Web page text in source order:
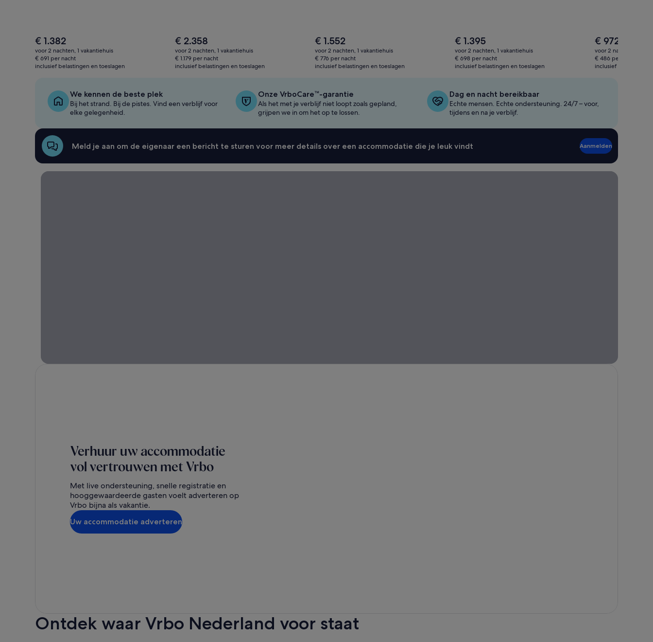
De
prijs
is
€ 1.382
€ 1.382
voor 2 nachten, 1 vakantiehuis
€ 691 per nacht
inclusief belastingen en toeslagen
De
prijs
is
€ 2.358
€ 2.358
voor 2 nachten, 1 vakantiehuis
€ 1.179 per nacht
inclusief belastingen en toeslagen
De
prijs
is
€ 1.552
€ 1.552
voor 2 nachten, 1 vakantiehuis
€ 776 per nacht
inclusief belastingen en toeslagen
De
prijs
is
€ 1.395
€ 1.395
voor 2 nachten, 1 vakantiehuis
€ 698 per nacht
inclusief belastingen en toeslagen
De
prijs
is
€ 972
€ 972
voor 2 nachten, 1
€ 486 per nacht
inclusief belastingen
We kennen de beste plek
Bij het strand. Bij de pistes. Vind een verblijf voor
elke gelegenheid.
Onze VrboCare™-garantie
Als het met je verblijf niet loopt zoals gepland,
grijpen we in om het op te lossen.
Dag en nacht bereikbaar
Echte mensen. Echte ondersteuning. 24/7 – voor,
tijdens en na je verblijf.
Meld je aan om de eigenaar een bericht te sturen voor meer details over een accommodatie die je leuk vindt Aanmelden
Verhuur uw accommodatie
vol vertrouwen met Vrbo
Met live ondersteuning, snelle registratie en
hooggewaardeerde gasten voelt adverteren op
Vrbo bijna als vakantie.
Uw accommodatie adverteren
Ontdek waar Vrbo Nederland voor staat